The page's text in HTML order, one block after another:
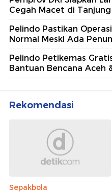
Cegah Macet di
Pelindo Pastikan
Normal Meski Ada
Pelindo Petikemas
Bantuan Bencana Aceh
Rekomendasi
Sepakbola